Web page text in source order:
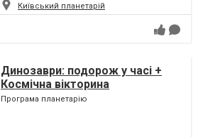
Київський планетарій
Динозаври: подорож у часі +
Космічна вікторина
Програма планетарію